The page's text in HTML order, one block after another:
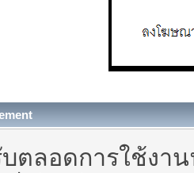
ตลอดการใช้งา